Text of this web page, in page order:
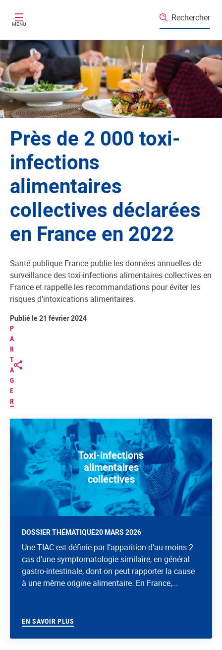
MENU
Rechercher
Près de 2 000 toxi-
infections
alimentaires
collectives déclarées
en France en 2022
Santé publique France publie les données annuelles de
surveillance des toxi-infections alimentaires collectives en
France et rappelle les recommandations pour éviter les
risques d’intoxications alimentaires.
P
A
R
T
A
G
E
R
Publié le 21 février 2024
Toxi-infections
alimentaires
collectives
DOSSIER THÉMATIQUE20 MARS 2026
Une TIAC est définie par l’apparition d'au moins 2
cas d'une symptomatologie similaire, en général
gastro-intestinale, dont on peut rapporter la cause
à une même origine alimentaire. En France,...
EN SAVOIR PLUS